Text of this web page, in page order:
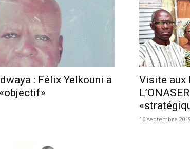
: Félix Yelkouni a
Visite aux
16 septembre